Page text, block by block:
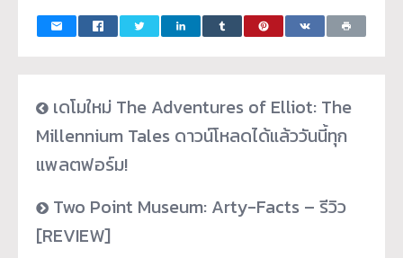
เดโมใหม่ The Adventures of Elliot: The
Millennium Tales ดาวน์โหลดได้แล้ววันนี้ทุก
แพลตฟอร์ม!
Two Point Museum: Arty-Facts – รีวิว
[REVIEW]